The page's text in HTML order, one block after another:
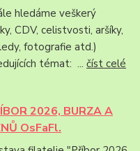
hledáme veškerý
CDV, celistvosti, aršíky,
fotografie atd.)
témat: ... číst celé
2026, BURZA A
OsFaFl.